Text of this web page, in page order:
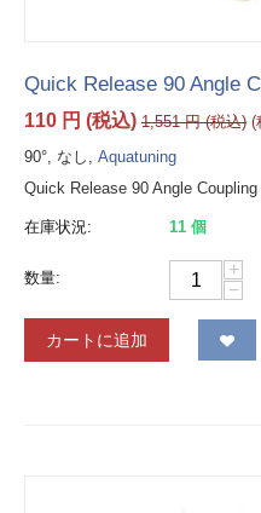
Quick Release 90 Angle
110 円 (税込) 1,551 円(税込) (
90°, なし, Aquatuning
Quick Release 90 Angle
在庫状況: 11 個
数量:
+
−
カートに追加